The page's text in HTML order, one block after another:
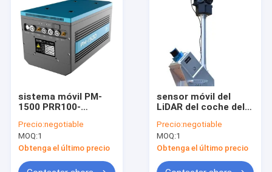
sistema móvil PM-
1500 PRR100-
la alta precisión
4.4kg
Precio:negotiable
MOQ:1
Obtenga el último precio
sensor móvil del
LiDAR del coche del
HiScan-C de la gama
del 150/300/600m
Precio:negotiable
MOQ:1
Obtenga el último precio